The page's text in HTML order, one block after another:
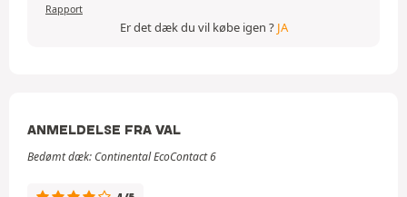
Rapport
Er det dæk du vil købe igen ? JA
ANMELDELSE FRA VAL
Bedømt dæk: Continental EcoContact 6